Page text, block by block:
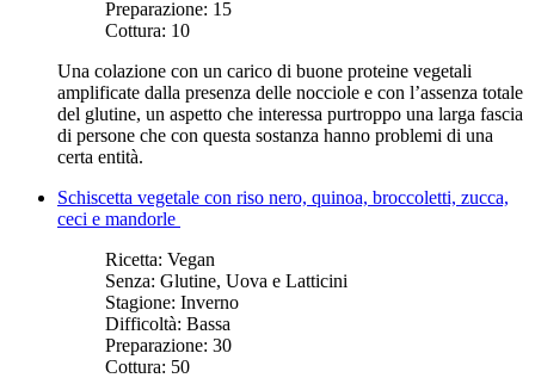
Preparazione: 15
Cottura: 10
Una colazione con un carico di buone proteine vegetali
amplificate dalla presenza delle nocciole e con l’assenza totale
del glutine, un aspetto che interessa purtroppo una larga fascia
di persone che con questa sostanza hanno problemi di una
certa entità.
Schiscetta vegetale con riso nero, quinoa, broccoletti, zucca,
ceci e mandorle
Ricetta: Vegan
Senza: Glutine, Uova e Latticini
Stagione: Inverno
Difficoltà: Bassa
Preparazione: 30
Cottura: 50